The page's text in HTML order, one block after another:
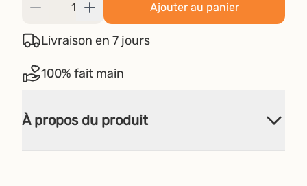
Ajouter au panier
Livraison en 7 jours
100% fait main
À propos du produit